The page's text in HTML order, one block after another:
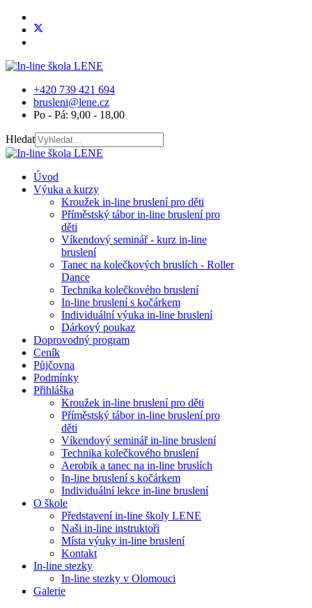
+420 739 421 694
brusleni@lene.cz
Po - Pá: 9,00 - 18,00
Hledat
Úvod
Výuka a kurzy
Kroužek in-line bruslení pro děti
Příměstský tábor in-line bruslení pro
děti
Víkendový seminář - kurz in-line
bruslení
Tanec na kolečkových bruslích - Roller
Dance
Technika kolečkového bruslení
In-line bruslení s kočárkem
Individuální výuka in-line bruslení
Dárkový poukaz
Doprovodný program
Ceník
Půjčovna
Podmínky
Přihláška
Kroužek in-line bruslení pro děti
Příměstský tábor in-line bruslení pro
děti
Víkendový seminář in-line bruslení
Technika kolečkového bruslení
Aerobik a tanec na in-line bruslích
In-line bruslení s kočárkem
Individuální lekce in-line bruslení
O škole
Představení in-line školy LENE
Naši in-line instruktoři
Místa výuky in-line bruslení
Kontakt
In-line stezky
In-line stezky v Olomouci
Galerie